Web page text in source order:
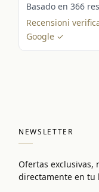
Basado en 366
Recensioni
Google ✓
NEWSLETTER
Ofertas exclusivas,
directamente en tu